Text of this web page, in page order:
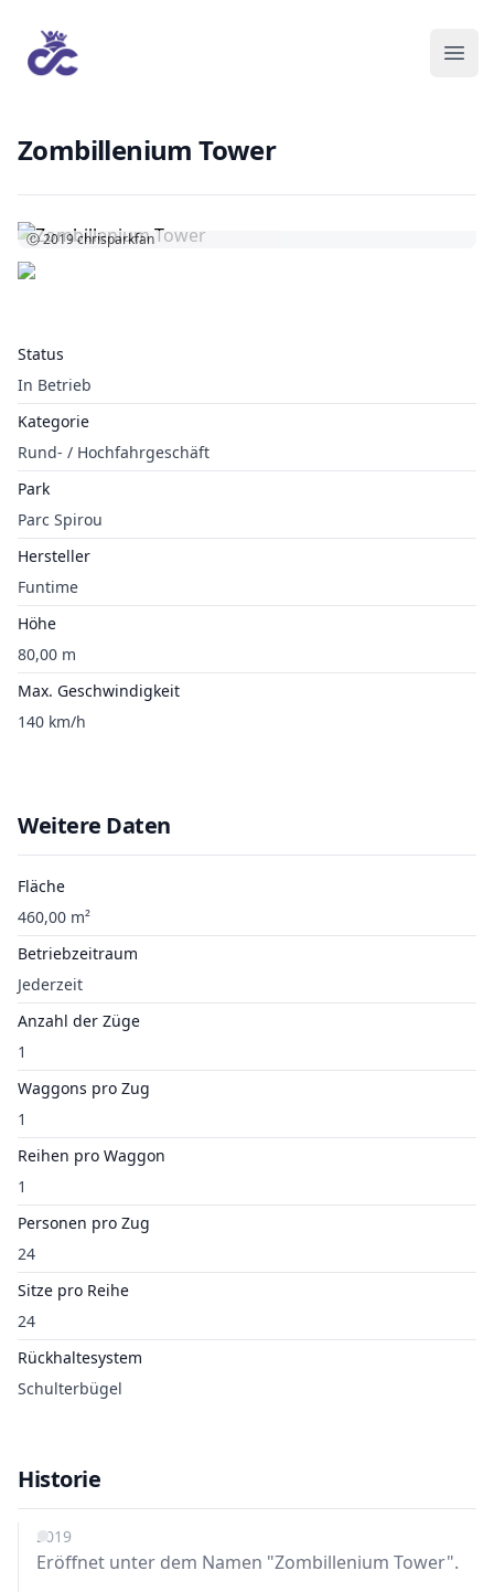
Zombillenium Tower
Status
In Betrieb
Kategorie
Rund- / Hochfahrgeschäft
Park
Parc Spirou
Hersteller
Funtime
Höhe
80,00 m
Max. Geschwindigkeit
140 km/h
Ⓒ 2019chrisparkfan
Weitere Daten
Fläche
460,00 m²
Betriebzeitraum
Jederzeit
Anzahl der Züge
1
Waggons pro Zug
1
Reihen pro Waggon
1
Personen pro Zug
24
Sitze pro Reihe
24
Rückhaltesystem
Schulterbügel
Historie
2019
Eröffnet unter dem Namen "Zombillenium Tower".